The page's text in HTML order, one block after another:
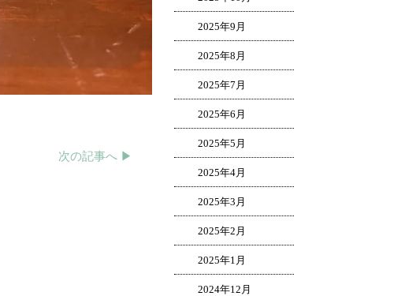
次の記事へ ▶︎
2025年9月
2025年8月
2025年7月
2025年6月
2025年5月
2025年4月
2025年3月
2025年2月
2025年1月
2024年12月